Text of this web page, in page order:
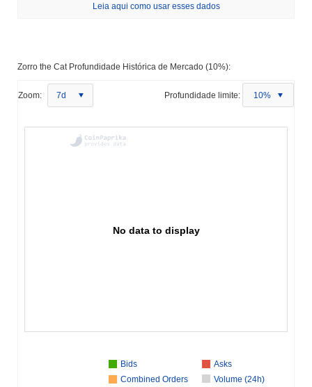
Leia aqui como usar esses dados
Zorro the Cat Profundidade Histórica de Mercado (10%):
Zoom: 7d Profundidade limite: 10%
No data to display
Bids
Asks
Combined Orders
Volume (24h)